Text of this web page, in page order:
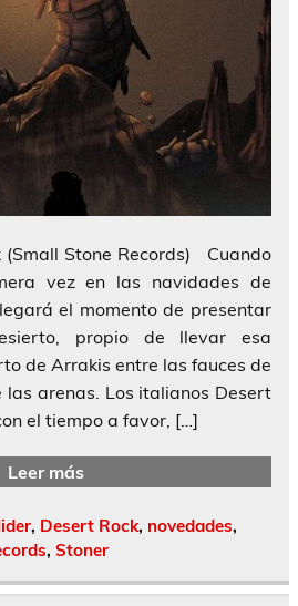
(Small Stone Records) Cuando
vez en las navidades de
el momento de presentar
propio de llevar esa
de Arrakis entre las fauces de
las arenas. Los italianos Desert
el tiempo a favor, […]
Leer más
, Desert Rock, novedades,
, Stoner